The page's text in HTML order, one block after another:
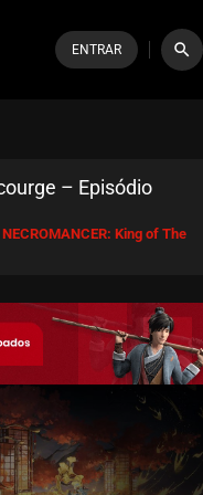
ENTRAR search
– Episódio
NECROMANCER: King of The